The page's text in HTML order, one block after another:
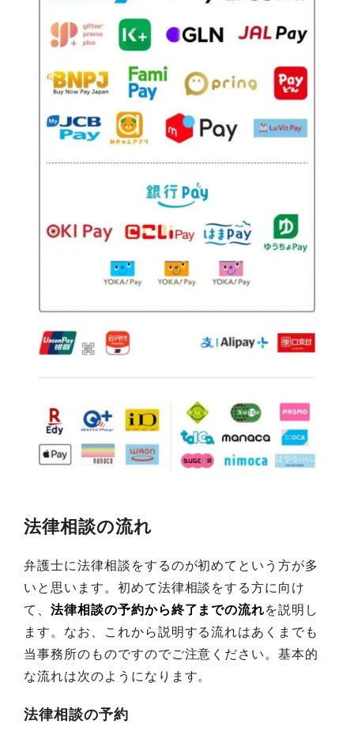
法律相談の流れ
弁護士に法律相談をするのが初めてという方が多
いと思います。初めて法律相談をする方に向け
て、 法律相談の予約から終了までの流れを説明し
ます。なお、これから説明する流れはあくまでも
当事務所のものですのでご注意ください。基本的
な流れは次のようになります。
法律相談の予約